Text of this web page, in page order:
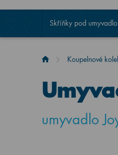
Skříňky pod umyvadlo
Koupelnové
umyvadlo